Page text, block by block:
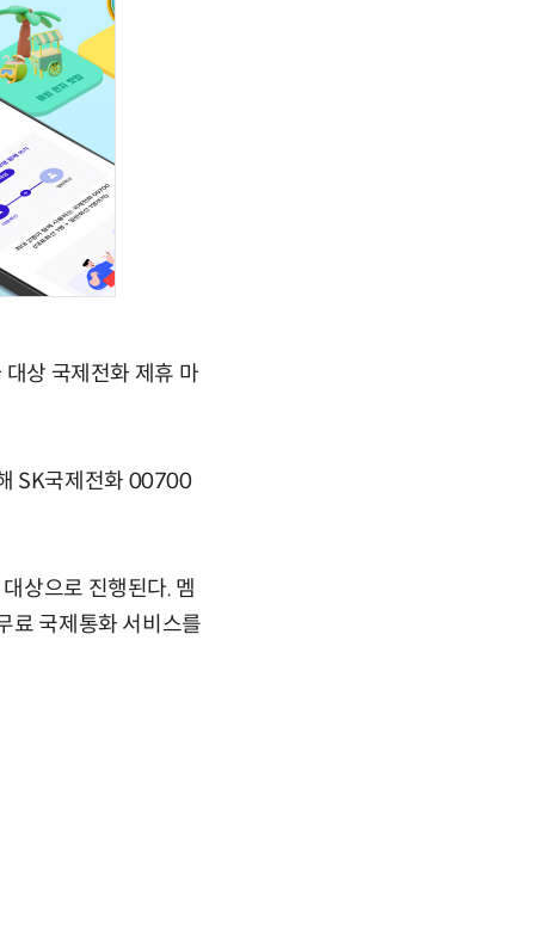
상 국제전화 제휴 마
SK국제전화 00700
상으로 진행된다. 멤
국제통화 서비스를